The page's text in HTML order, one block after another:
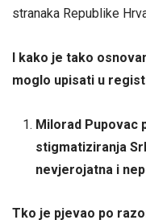
stranaka Republike
I kako je tako
moglo upisati u
Milorad Pupovac
stigmatiziranja
nevjerojatna i
Tko je pjevao po